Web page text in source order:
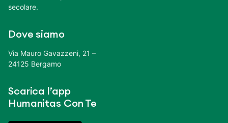
secolare.
Dove siamo
Via Mauro Gavazzeni, 21 –
24125 Bergamo
Scarica l’app
Humanitas Con Te